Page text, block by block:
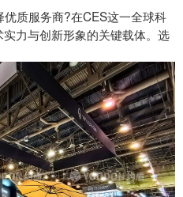
优质服务商?在CES这一全球科
力与创新形象的关键载体。选